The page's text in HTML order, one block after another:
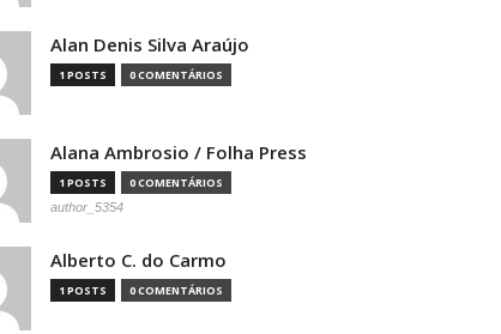
Alan Denis Silva Araújo
1 POSTS 0 COMENTÁRIOS
Alana Ambrosio / Folha Press
1 POSTS 0 COMENTÁRIOS
author_5354
Alberto C. do Carmo
1 POSTS 0 COMENTÁRIOS